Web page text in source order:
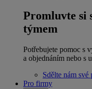
Promluvte si
týmem
Potřebujete pomoc s
a objednáním nebo s
Sdělte nám své
Pro firmy